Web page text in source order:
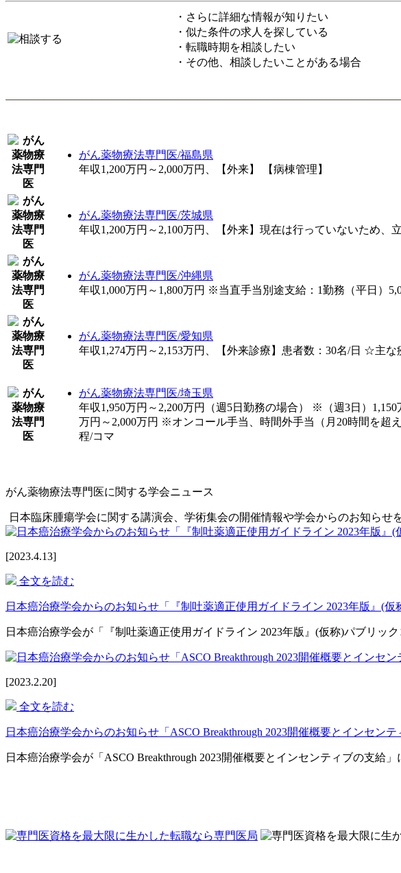
・さらに詳細な情報が知りたい
・似た条件の求人を探している
・転職時期を相談したい
・その他、相談したいことがある場合
がん薬物療法専門医/福島県
年収1,200万円～2,000万円、【外来】 【病棟管理】
がん薬物療法専門医/茨城県
年収1,200万円～2,100万円、【外来】現在は行っていないため、
がん薬物療法専門医/沖縄県
年収1,000万円～1,800万円 ※当直手当別途支給：1勤務（平日）
がん薬物療法専門医/愛知県
年収1,274万円～2,153万円、【外来診療】患者数：30名/日 ☆主
がん薬物療法専門医/埼玉県
年収1,950万円～2,200万円（週5日勤務の場合） ※（週3日）
万円～2,000万円 ※オンコール手当、時間外手当（月20時間を
程/コマ
がん薬物療法専門医に関する学会ニュース
日本臨床腫瘍学会に関する講演会、学術集会の開催情報や学会からのお知らせ
[2023.4.13]
全文を読む
日本癌治療学会からのお知らせ「『制吐薬適正使用ガイドライン 2023年版』(
日本癌治療学会が「『制吐薬適正使用ガイドライン 2023年版』(仮称)パブ
[2023.2.20]
全文を読む
日本癌治療学会からのお知らせ「ASCO Breakthrough 2023開催概要とインセン
日本癌治療学会が「ASCO Breakthrough 2023開催概要とインセンティブの支